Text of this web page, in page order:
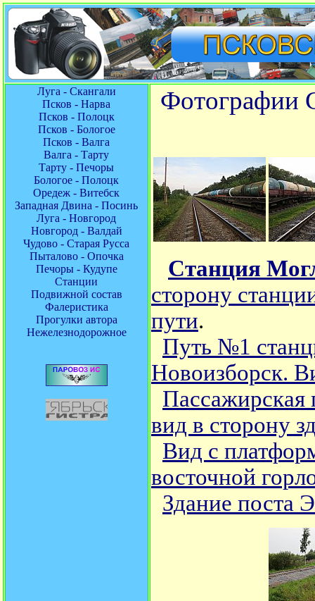
Луга - Скангали
Псков - Нарва
Псков - Полоцк
Псков - Бологое
Псков - Валга
Валга - Тарту
Тарту - Печоры
Бологое - Полоцк
Оредеж - Витебск
Западная Двина - Посинь
Луга - Новгород
Новгород - Валдай
Чудово - Старая Русса
Пыталово - Опочка
Печоры - Кудупе
Станции
Подвижной состав
Фалеристика
Прогулки автора
Нежелезнодорожное
Фотографии
Станция
сторону
пути.
Путь №1
Новоизборск.
вид в сторону
Вид с
восточной
Здание поста